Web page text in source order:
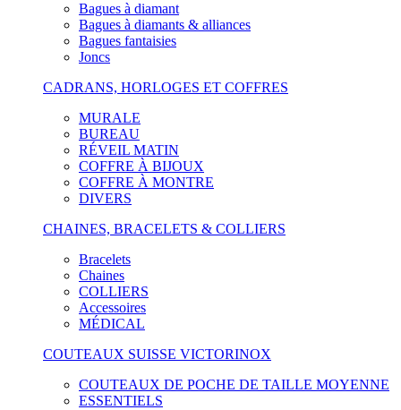
Bagues à diamant
Bagues à diamants & alliances
Bagues fantaisies
Joncs
CADRANS, HORLOGES ET COFFRES
MURALE
BUREAU
RÉVEIL MATIN
COFFRE À BIJOUX
COFFRE À MONTRE
DIVERS
CHAINES, BRACELETS & COLLIERS
Bracelets
Chaines
COLLIERS
Accessoires
MÉDICAL
COUTEAUX SUISSE VICTORINOX
COUTEAUX DE POCHE DE TAILLE MOYENNE
ESSENTIELS